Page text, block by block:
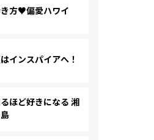
方♥偏愛ハワイ
インスパイアへ！
ほど好きになる 湘